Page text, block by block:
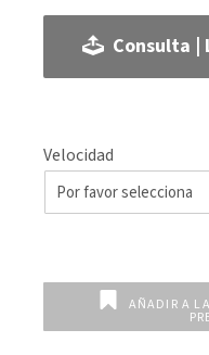
Consulta
Velocidad
AÑADIR A